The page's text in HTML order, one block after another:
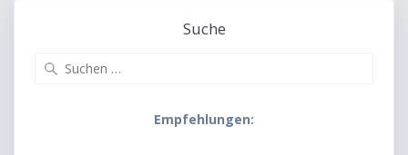
Suche
Empfehlungen: